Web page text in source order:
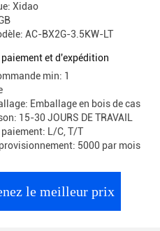
Xidao
AC-BX2G-3.5KW-LT
et d'expédition
min: 1
Emballage en bois de cas
15-30 JOURS DE TRAVAIL
L/C, T/T
5000 par mois
le meilleur prix